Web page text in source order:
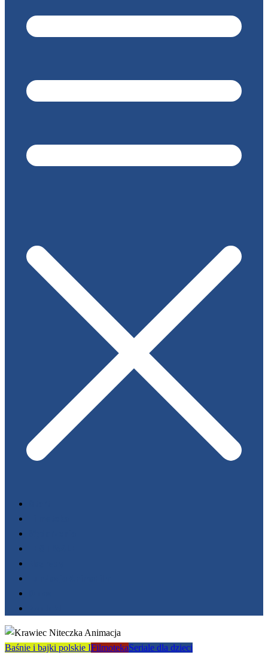
Baśnie i bajki polskie IFilmotekaSeriale dla dzieci